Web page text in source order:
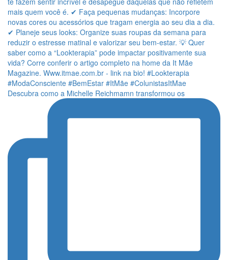
Descubra como a Michelle Reichmamn transformou os